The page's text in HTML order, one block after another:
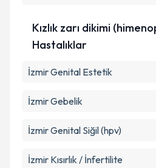
Kızlık zarı dikimi
Hastalıklar
İzmir Genital Estetik
İzmir Gebelik
İzmir Genital Siğil (hpv)
İzmir Kısırlık / İnfertilite